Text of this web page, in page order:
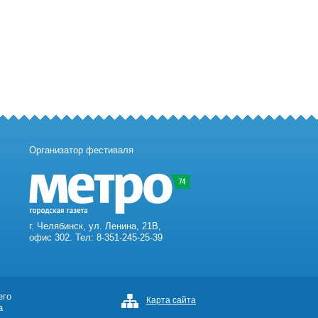
Организатор фестиваля
г. Челябинск, ул. Ленина, 21В,
офис 302. Тел: 8-351-245-25-39
Карта сайта